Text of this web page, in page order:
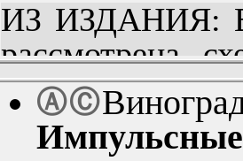
ИЗ ИЗДАНИЯ: В
рассмотрена
известных
телевизора
ⒶⒸ